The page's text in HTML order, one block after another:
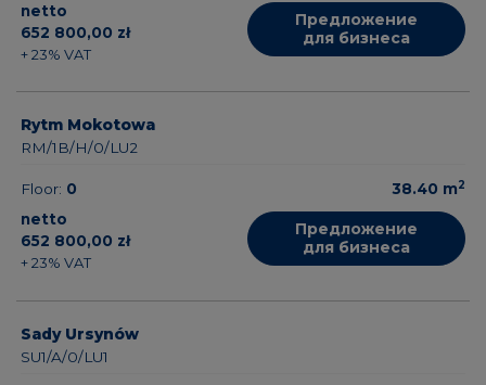
netto
652 800,00 zł
+ 23% VAT
Предложение
для бизнеса
Rytm Mokotowa
RM/1B/H/0/LU2
Floor: 0
netto
652 800,00 zł
+ 23% VAT
38.40 m2
Предложение
для бизнеса
Sady Ursynów
SU1/A/0/LU1